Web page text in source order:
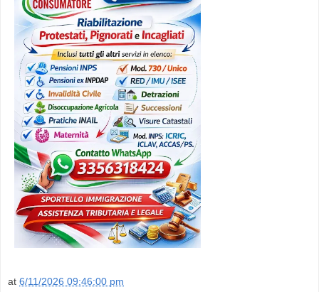
at 6/11/2026 09:46:00 pm